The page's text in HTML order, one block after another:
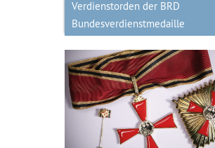
Verdienstorden der BRD
Bundesverdienstmedaille
Verdienstorden der BRD
Bundesverdienstkreuz am